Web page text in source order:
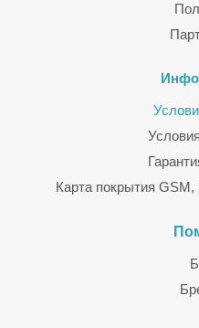
Карта покрытия